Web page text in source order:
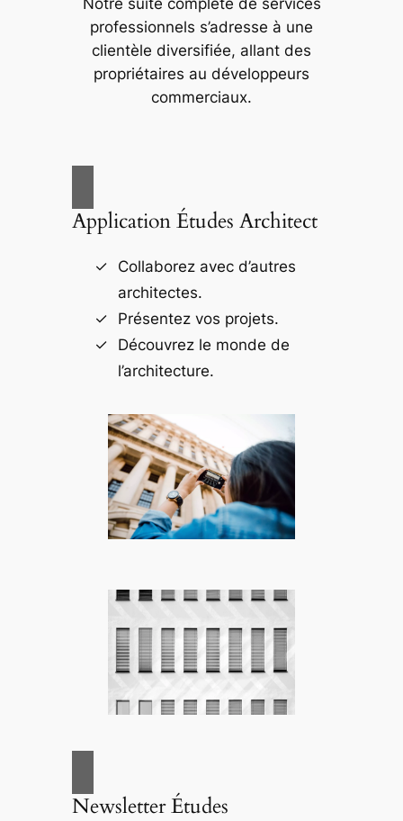
Notre suite complète de services
professionnels s’adresse à une
clientèle diversifiée, allant des
propriétaires au développeurs
commerciaux.
Application Études Architect
Collaborez avec d’autres
architectes.
Présentez vos projets.
Découvrez le monde de
l’architecture.
Newsletter Études